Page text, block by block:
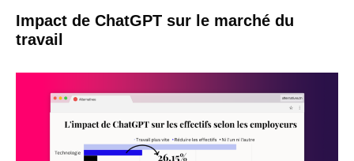
Impact de ChatGPT sur le marché du
travail